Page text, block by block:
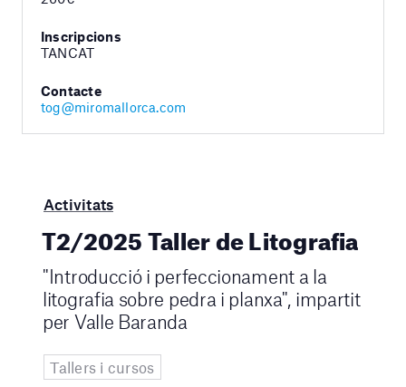
Inscripcions
TANCAT
Contacte
tog@miromallorca.com
Activitats
T2/2025 Taller de Litografia
"Introducció i perfeccionament a la
litografia sobre pedra i planxa", impartit
per Valle Baranda
Tallers i cursos